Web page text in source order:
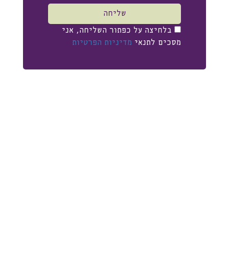
שליחה
בלחיצה על כפתור השליחה, אני
מסכים לתנאי מדיניות הפרטיות